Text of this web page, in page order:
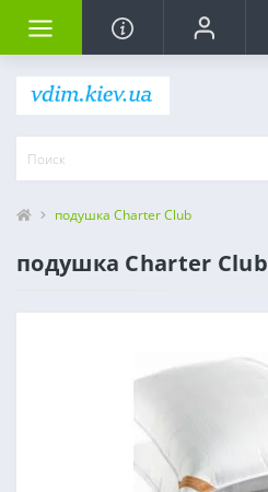
подушка Charter Club
подушка Charter Club